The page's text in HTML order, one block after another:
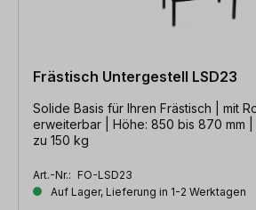
Frästisch Untergestell LSD23
Solide Basis für Ihren Frästisch | mit
erweiterbar | Höhe: 850 bis 870 mm
zu 150 kg
Art.-Nr.: FO-LSD23
Auf Lager, Lieferung in 1-2 Werktagen